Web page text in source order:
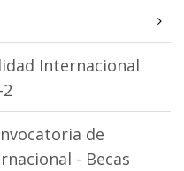
Internacional
de
- Becas